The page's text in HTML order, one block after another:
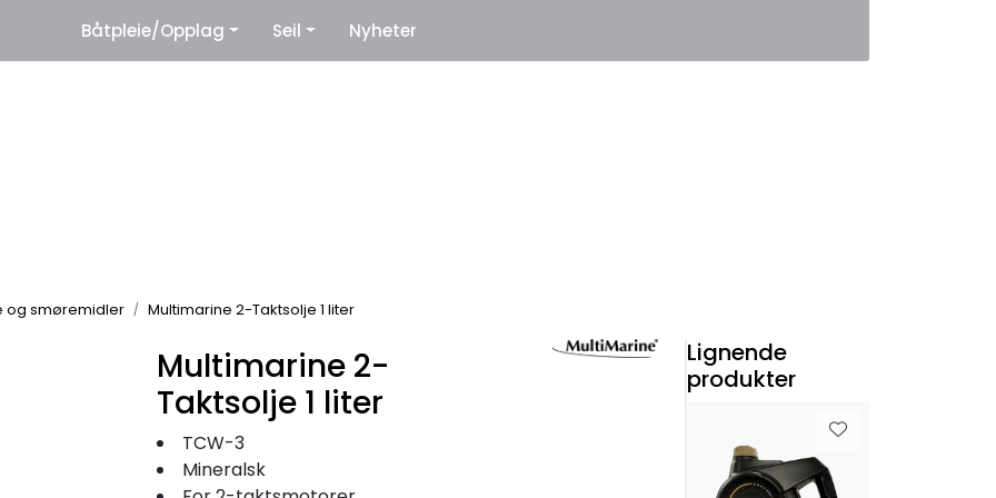
Leverandører
Båtpleie/Opplag Seil Nyheter
og smøremidler Multimarine 2-Taktsolje 1 liter
Multimarine 2-
Taktsolje 1 liter
TCW-3
Mineralsk
Lignende
produkter